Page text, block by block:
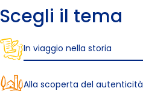
Scegli il tema
In viaggio nella storia
Alla scoperta del autenticità